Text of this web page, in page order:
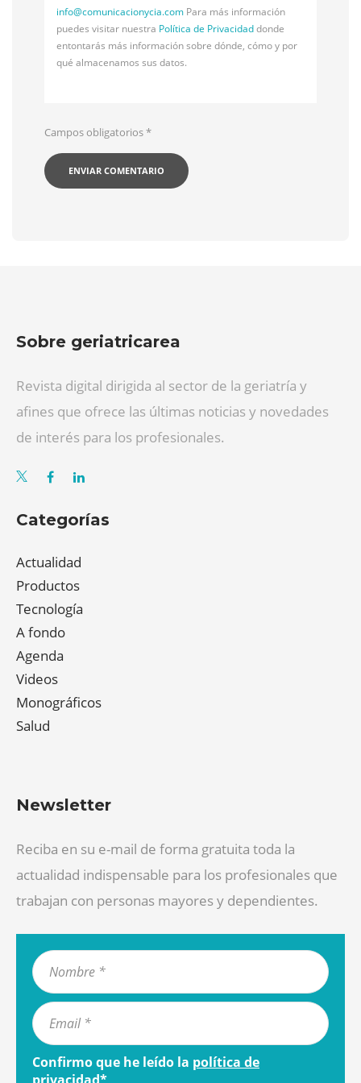
info@comunicacionycia.com Para más información
puedes visitar nuestra Política de Privacidaddonde
entontarás más información sobre dónde, cómo y por
qué almacenamos sus datos.
Campos obligatorios*
Sobre geriatricarea
Revista digital dirigida al sector de la geriatría y
afines que ofrece las últimas noticias y novedades
de interés para los profesionales.
Categorías
Actualidad
Productos
Tecnología
A fondo
Agenda
Videos
Monográficos
Salud
Newsletter
Reciba en su e-mail de forma gratuita toda la
actualidad indispensable para los profesionales que
trabajan con personas mayores y dependientes.
Confirmo que he leído la política de